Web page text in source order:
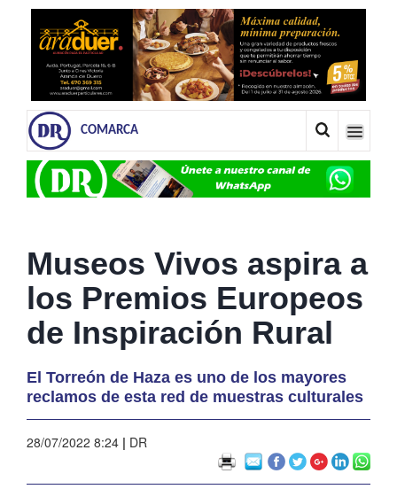
COMARCA
Museos Vivos aspira a
los Premios Europeos
de Inspiración Rural
El Torreón de Haza es uno de los mayores
reclamos de esta red de muestras culturales
28/07/2022 8:24 | DR